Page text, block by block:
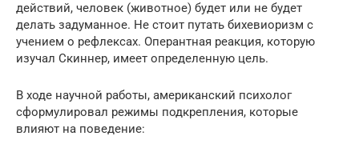
действий, человек (животное) будет или не будет
делать задуманное. Не стоит путать бихевиоризм с
учением о рефлексах. Оперантная реакция, которую
изучал Скиннер, имеет определенную цель.
В ходе научной работы, американский психолог
сформулировал режимы подкрепления, которые
влияют на поведение: